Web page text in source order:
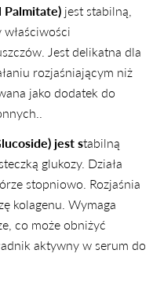
Palmitate) jest stabilną,
Jest delikatna dla
rozjaśniającym niż
jako dodatek do
jest stabilną
glukozy. Działa
stopniowo. Rozjaśnia
kolagenu. Wymaga
co może obniżyć
aktywny w serum do